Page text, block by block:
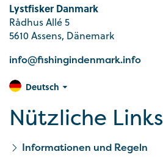
Lystfisker Danmark
Rådhus Allé 5
5610 Assens, Dänemark
info@fishingindenmark.info
Deutsch
Nützliche Links
Informationen und Regeln